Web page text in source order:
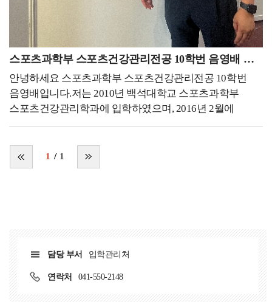
대한항공 객실승무원에 최종합격하게 되었습니다. 내가
하고싶은 일이 타의로, 어떠한 예기치 못한 상황으로 인해
시도조차 못 하는 상황이 있을 수 있잖아요. 그 때 낙담해
있기보다는 더 좋은 방향을 잡아 새로운 일에 도전하고,
본인을 더 성장시키는 것이 중요하다고 생각합니다.
여러분들도 무엇이든 실패를 두려워하기보단 이것저것
여러 방면으로 도전함으로써 세상을 더 넓고 다양하게
이야기를 들을 때엔 세상을 조금이나마 더 나아지게하는데
일조했다는 생각에 뿌듯해지기도 합니다.연구원으로써
일을 하다보면, 다양한 분야의 멋진 연구자분들의 연구와
결과물들을 보게됩니다. 기발하고 과학적인 연구 방법들을
통해 현상을 여러 각도에서 바라보고, 파악함으로써
세상에 숨어있던 현상들을 명확하게 볼수 있다고
생각합니다. 그렇기에 하나님께서 만드시고, 사람들이
학문적으로 더욱 공부를 하고, 연구하는 방법을 더욱
전파하고자 함에 힘쓴다고 생각했습니다. 그리고 그 때의
따뜻했던 기억은 아직도 제가 세상을 살아가는 원동력 중
하나가 된다고 자부할정도로 값집니다. 하지만 졸업하고난
스포츠과학부 스포츠건강관리전공 10학번 음영배 동문
안녕하세요 스포츠과학부 스포츠건강관리전공 10학번
음영배입니다.저는 2010년 백석대학교 스포츠과학부
스포츠건강관리학과에 입학하였으며, 2016년 2월에
졸업하였습니다. 대부분의 학생분들이 공감하시겠지만,
진로에 대한 필요로써 체육관련 직업이 적합하다는 생각이
지배적이었습니다. 그러나 대학에 입학하여 전공 관련
경험을 쌓았으며, 이후에 병원에서 수술 후 재활운동과
만성 근골격계 통증 환자를 대상으로 운동 처방 및 지도를
1 1
담당 부서 입학관리처
연락처 041-550-2148